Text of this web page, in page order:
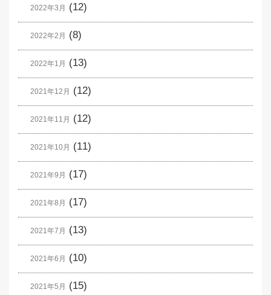
2022年3月 (12)
2022年2月 (8)
2022年1月 (13)
2021年12月 (12)
2021年11月 (12)
2021年10月 (11)
2021年9月 (17)
2021年8月 (17)
2021年7月 (13)
2021年6月 (10)
2021年5月 (15)